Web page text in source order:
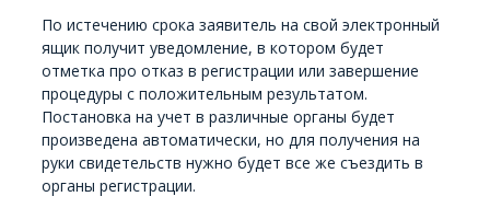
По истечению срока заявитель на свой электронный
ящик получит уведомление, в котором будет
отметка про отказ в регистрации или завершение
процедуры с положительным результатом.
Постановка на учет в различные органы будет
произведена автоматически, но для получения на
руки свидетельств нужно будет все же съездить в
органы регистрации.